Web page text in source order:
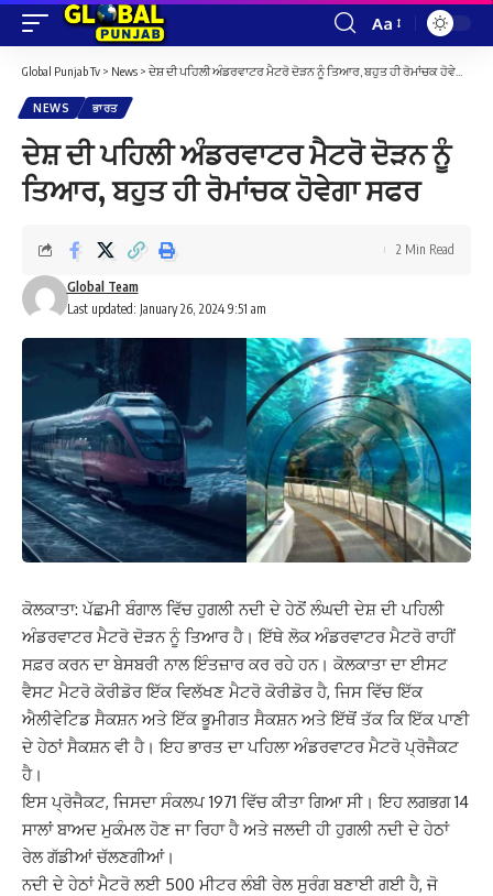
Font
Resizer
Aa
Global Punjab Tv > News > ਦੇਸ਼ ਦੀ ਪਹਿਲੀ ਅੰਡਰਵਾਟਰ ਮੈਟਰੋ ਦੋੜਨ ਨੂੰ ਤਿਆਰ, ਬਹੁਤ ਹੀ ਰੋਮਾਂਚਕ ਹੋਵੇਗਾ ਸਫਰ
NEWS ਭਾਰਤ
ਦੇਸ਼ ਦੀ ਪਹਿਲੀ ਅੰਡਰਵਾਟਰ ਮੈਟਰੋ ਦੋੜਨ ਨੂੰ
ਤਿਆਰ, ਬਹੁਤ ਹੀ ਰੋਮਾਂਚਕ ਹੋਵੇਗਾ ਸਫਰ
Last updated: January 26, 2024 9:51 am
Global Team
2 Min Read
ਕੋਲਕਾਤਾ: ਪੱਛਮੀ ਬੰਗਾਲ ਵਿੱਚ ਹੁਗਲੀ ਨਦੀ ਦੇ ਹੇਠੋਂ ਲੰਘਦੀ ਦੇਸ਼ ਦੀ ਪਹਿਲੀ
ਅੰਡਰਵਾਟਰ ਮੈਟਰੋ ਦੋੜਨ ਨੂੰ ਤਿਆਰ ਹੈ। ਇੱਥੇ ਲੋਕ ਅੰਡਰਵਾਟਰ ਮੈਟਰੋ ਰਾਹੀਂ
ਸਫ਼ਰ ਕਰਨ ਦਾ ਬੇਸਬਰੀ ਨਾਲ ਇੰਤਜ਼ਾਰ ਕਰ ਰਹੇ ਹਨ। ਕੋਲਕਾਤਾ ਦਾ ਈਸਟ
ਵੈਸਟ ਮੈਟਰੋ ਕੋਰੀਡੋਰ ਇੱਕ ਵਿਲੱਖਣ ਮੈਟਰੋ ਕੋਰੀਡੋਰ ਹੈ, ਜਿਸ ਵਿੱਚ ਇੱਕ
ਐਲੀਵੇਟਿਡ ਸੈਕਸ਼ਨ ਅਤੇ ਇੱਕ ਭੂਮੀਗਤ ਸੈਕਸ਼ਨ ਅਤੇ ਇੱਥੋਂ ਤੱਕ ਕਿ ਇੱਕ ਪਾਣੀ
ਦੇ ਹੇਠਾਂ ਸੈਕਸ਼ਨ ਵੀ ਹੈ। ਇਹ ਭਾਰਤ ਦਾ ਪਹਿਲਾ ਅੰਡਰਵਾਟਰ ਮੈਟਰੋ ਪ੍ਰੋਜੈਕਟ
ਹੈ।
ਇਸ ਪ੍ਰੋਜੈਕਟ, ਜਿਸਦਾ ਸੰਕਲਪ 1971 ਵਿੱਚ ਕੀਤਾ ਗਿਆ ਸੀ। ਇਹ ਲਗਭਗ 14
ਸਾਲਾਂ ਬਾਅਦ ਮੁਕੰਮਲ ਹੋਣ ਜਾ ਰਿਹਾ ਹੈ ਅਤੇ ਜਲਦੀ ਹੀ ਹੁਗਲੀ ਨਦੀ ਦੇ ਹੇਠਾਂ
ਰੇਲ ਗੱਡੀਆਂ ਚੱਲਣਗੀਆਂ।
ਨਦੀ ਦੇ ਹੇਠਾਂ ਮੈਟਰੋ ਲਈ 500 ਮੀਟਰ ਲੰਬੀ ਰੇਲ ਸੁਰੰਗ ਬਣਾਈ ਗਈ ਹੈ, ਜੋ